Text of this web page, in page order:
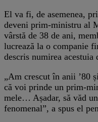
El va fi, de asemenea,
deveni prim-ministru al
vârstă de 38 de ani,
lucrează la o companie
descris numirea acestuia
„Am crescut în anii ’80
că voi prinde un prim-
mele… Așadar, să văd
fenomenal”, a spus el